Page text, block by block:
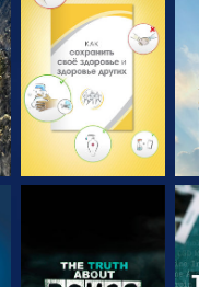
СМОТРЕТЬ
СМОТРЕТЬ